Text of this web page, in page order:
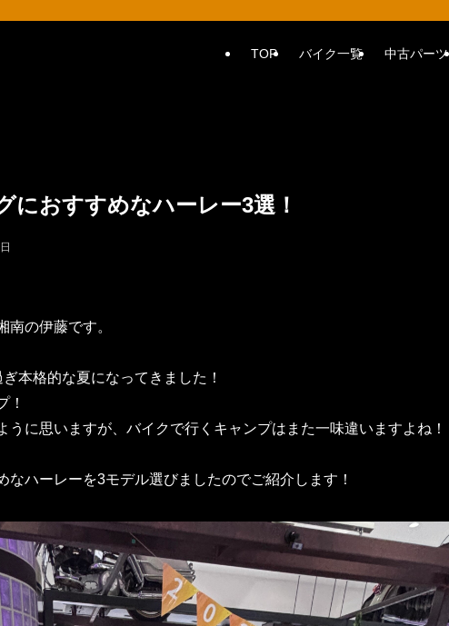
TOP バイク一覧 中古パーツ
におすすめなハーレー3選！
南の伊藤です。
本格的な夏になってきました！
！
に思いますが、バイクで行くキャンプはまた一味違いますよね！
ハーレーを3モデル選びましたのでご紹介します！